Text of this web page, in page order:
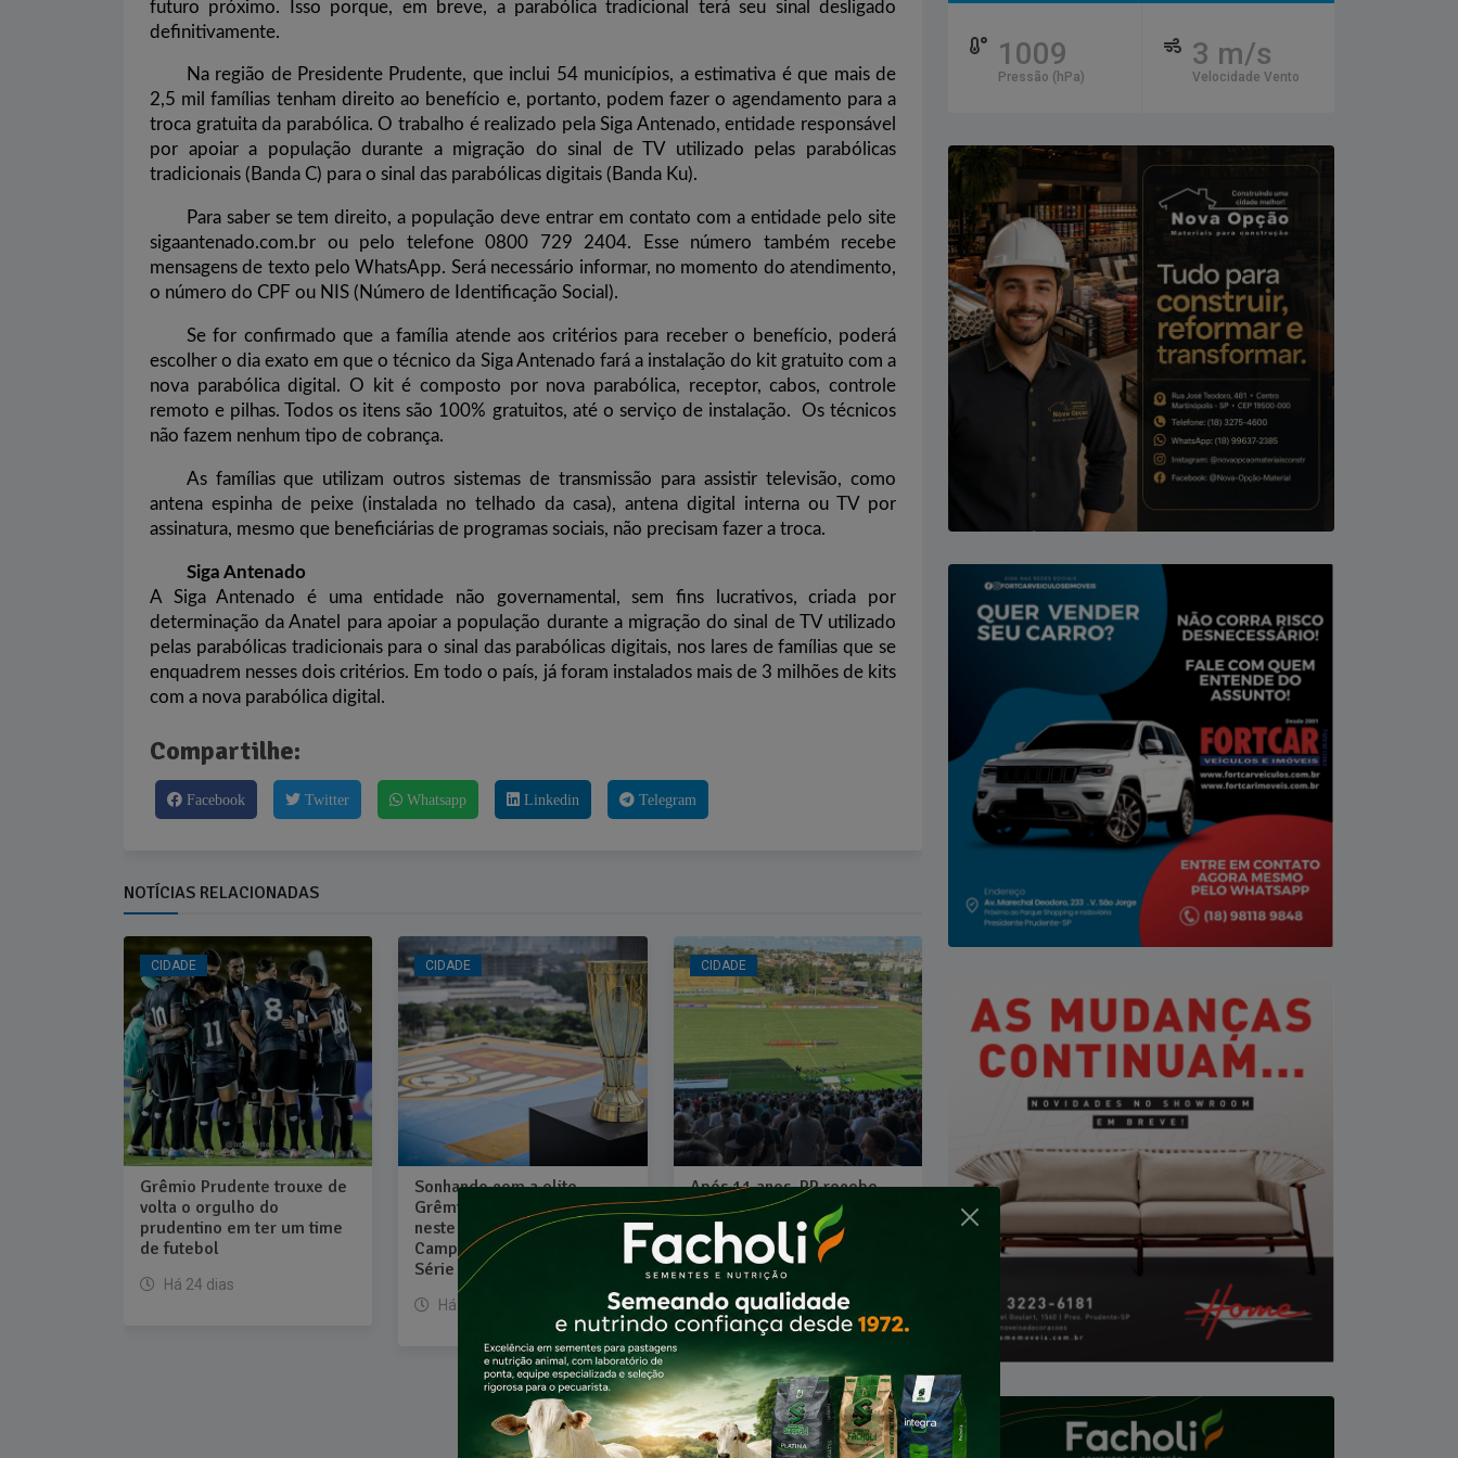
futuro próximo. Isso porque, em breve, a parabólica tradicional terá seu sinal desligado
definitivamente.
Na região de Presidente Prudente, que inclui 54 municípios, a estimativa é que mais de
2,5 mil famílias tenham direito ao benefício e, portanto, podem fazer o agendamento para a
troca gratuita da parabólica. O trabalho é realizado pela Siga Antenado, entidade responsável
por apoiar a população durante a migração do sinal de TV utilizado pelas parabólicas
tradicionais (Banda C) para o sinal das parabólicas digitais (Banda Ku).
Para saber se tem direito, a população deve entrar em contato com a entidade pelo site
sigaantenado.com.br ou pelo telefone 0800 729 2404. Esse número também recebe
mensagens de texto pelo WhatsApp. Será necessário informar, no momento do atendimento,
o número do CPF ou NIS (Número de Identificação Social).
Se for confirmado que a família atende aos critérios para receber o benefício, poderá
escolher o dia exato em que o técnico da Siga Antenado fará a instalação do kit gratuito com a
nova parabólica digital. O kit é composto por nova parabólica, receptor, cabos, controle
remoto e pilhas. Todos os itens são 100% gratuitos, até o serviço de instalação. Os técnicos
não fazem nenhum tipo de cobrança.
As famílias que utilizam outros sistemas de transmissão para assistir televisão, como
antena espinha de peixe (instalada no telhado da casa), antena digital interna ou TV por
assinatura, mesmo que beneficiárias de programas sociais, não precisam fazer a troca.
Siga Antenado
A Siga Antenado é uma entidade não governamental, sem fins lucrativos, criada por
determinação da Anatel para apoiar a população durante a migração do sinal de TV utilizado
pelas parabólicas tradicionais para o sinal das parabólicas digitais, nos lares de famílias que se
enquadrem nesses dois critérios. Em todo o país, já foram instalados mais de 3 milhões de kits
com a nova parabólica digital.
Compartilhe:
Facebook Twitter Whatsapp Linkedin Telegram
NOTÍCIAS RELACIONADAS
CIDADE
Grêmio Prudente trouxe de
volta o orgulho do
prudentino em ter um time
de futebol
Há 24 dias
CIDADE
Sonhando com a elite,
Grêmio Prudente inicia
neste sábado disputa do
Campeonato Paulista da
Série A2
Há 6 meses
CIDADE
Após 11 anos, PP recebe
Copinha Sub-20, maior
competição de base do país
Há 7 meses
1009
Pressão (hPa)
3 m/s
Velocidade Vento